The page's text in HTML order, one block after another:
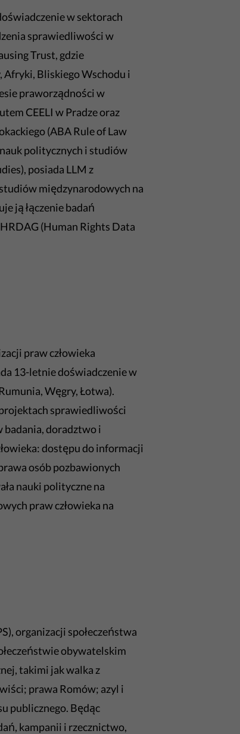
w sektorach
sprawiedliwości w
Trust, gdzie
Afryki, Bliskiego Wschodu i
praworządności w
CEELI w Pradze oraz
(ABA Rule of Law
politycznych i studiów
posiada LLM z
międzynarodowych na
ją łączenie badań
(Human Rights Data
praw człowieka
13-letnie doświadczenie w
Węgry, Łotwa).
sprawiedliwości
badania, doradztwo i
dostępu do informacji
osób pozbawionych
nauki polityczne na
praw człowieka na
organizacji społeczeństwa
obywatelskim
takimi jak walka z
prawa Romów; azyl i
publicznego. Będąc
kampanii i rzecznictwo,